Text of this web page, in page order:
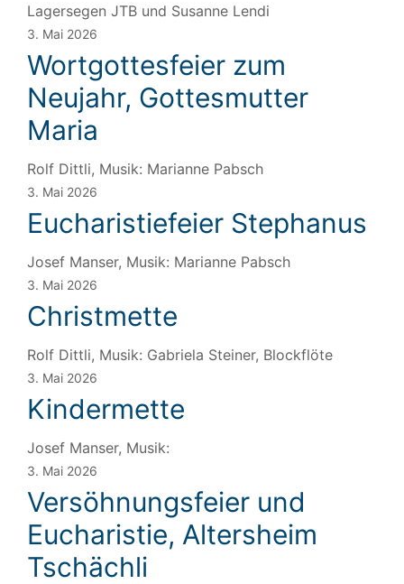
Lagersegen JTB und Susanne Lendi
3. Mai 2026
Wortgottesfeier zum
Neujahr, Gottesmutter
Maria
Rolf Dittli, Musik: Marianne Pabsch
3. Mai 2026
Eucharistiefeier Stephanus
Josef Manser, Musik: Marianne Pabsch
3. Mai 2026
Christmette
Rolf Dittli, Musik: Gabriela Steiner, Blockflöte
3. Mai 2026
Kindermette
Josef Manser, Musik:
3. Mai 2026
Versöhnungsfeier und
Eucharistie, Altersheim
Tschächli